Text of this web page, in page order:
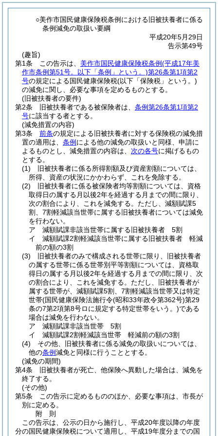
○美作市国民健康保険税条例における旧被扶養者に係る
条例減免の取扱い要綱
平成20年5月29日
告示第49号
(趣旨)
第1条
この告示は、 美作市国民健康保険税条例(平成17年美
作市条例第51号。以下「条例」という。)第26条第1項第2
号の規定による国民健康保険税(以下「保険税」という。)
の減免に関し、必要な事項を定めるものとする。
(旧被扶養者の要件)
第2条
旧被扶養者である被保険者は、 条例第26条第1項第2
号に該当する者とする。
(減免措置の内容)
第3条
前条の規定による旧被扶養者に対する保険税の減免措
置の適用は、 条例 による他の減免の取扱いと同様、申請に
よるものとし、減免措置の内容は、 次の各号に掲げるもの
とする。
(1)
旧被扶養者に係る所得割額及び資産割額については、
所得、資産の状況にかかわらず、これを免除する。
(2)
旧被扶養者に係る被保険者均等割額については、資格
取得日の属する月以後2年を経過する月までの間に限り、
次の割合により、これを減免する。 ただし、減額賦課5
割、7割軽減該当世帯に属する旧被扶養者については減免
を行わない。
ア
減額賦課非該当世帯に属する旧被扶養者 5割
イ
減額賦課2割軽減該当世帯に属する旧被扶養者 軽減
前の額の3割
(3)
旧被扶養者のみで構成される世帯に限り、旧被扶養者
の属する世帯に係る世帯別平等割額については、資格取
得日の属する月以後2年を経過する月までの間に限り、次
の割合により、これを減免する。 ただし、旧被扶養者が
属する世帯が、減額賦課5割、7割軽減該当世帯又は特定
世帯(国民健康保険法施行令(昭和33年政令第362号)第29
条の7第2項第8号ロに規定する特定世帯をいう。)である
場合は減免を行わない。
ア
減額賦課非該当世帯 5割
イ
減額賦課2割軽減該当世帯 軽減前の額の3割
(4)
その他、旧被扶養者に係る減免の取扱いについては、
他の条例減免と同様に行うこととする。
(減免の期間)
第4条
旧被扶養者が死亡、他保険へ異動した場合は、減免を
終了する。
(その他)
第5条
この告示に定めるもののほか、必要な事項は、市長が
別に定める。
附 則
この告示は、公示の日から施行し、平成20年度以降の年度
分の国民健康保険税について適用し、平成19年度分までの国